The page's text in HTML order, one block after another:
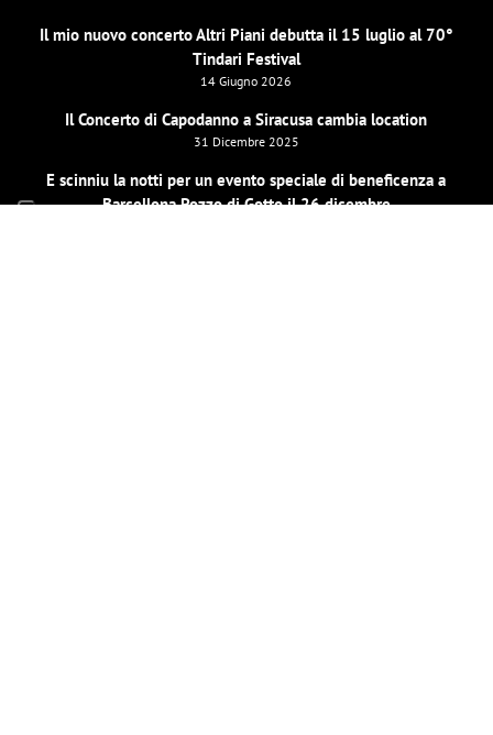
Il mio nuovo concerto Altri Piani debutta il 15 luglio al 70°
Tindari Festival
14 Giugno 2026
Il Concerto di Capodanno a Siracusa cambia location
31 Dicembre 2025
E scinniu la notti per un evento speciale di beneficenza a
Barcellona Pozzo di Gotto il 26 dicembre